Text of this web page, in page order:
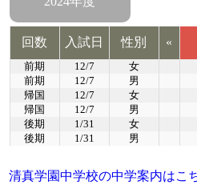
回数 入試日 性別 «
前期 12/7 女
前期
12/7 男
帰国
12/7 女
帰国
12/7 男
後期
1/31 女
後期
1/31 男
清真学園中学校の中学案内はこ